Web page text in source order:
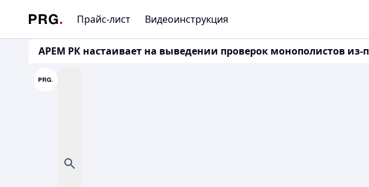
Прайс-лист Видеоинструкция
АРЕМ РК настаивает на выведении проверок монополистов из-